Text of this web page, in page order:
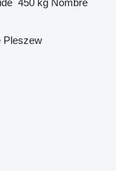
Pleszew